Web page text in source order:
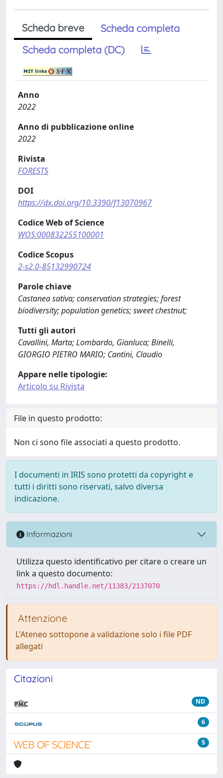
Scheda breve
Scheda completa
Scheda completa (DC)
Anno
2022
Anno di pubblicazione online
2022
Rivista
FORESTS
DOI
https://dx.doi.org/10.3390/f13070967
Codice Web of Science
WOS:000832255100001
Codice Scopus
2-s2.0-85132990724
Parole chiave
Castanea sativa; conservation strategies; forest
biodiversity; population genetics; sweet chestnut;
Tutti gli autori
Cavallini, Marta; Lombardo, Gianluca; Binelli,
GIORGIO PIETRO MARIO; Cantini, Claudio
Appare nelle tipologie:
Articolo su Rivista
File in questo prodotto:
Non ci sono file associati a questo prodotto.
I documenti in IRIS sono protetti da copyright e
tutti i diritti sono riservati, salvo diversa
indicazione.
Informazioni
Utilizza questo identificativo per citare o creare un
link a questo documento:
https://hdl.handle.net/11383/2137070
Attenzione
L'Ateneo sottopone a validazione solo i file PDF
allegati
Citazioni
ND
6
5